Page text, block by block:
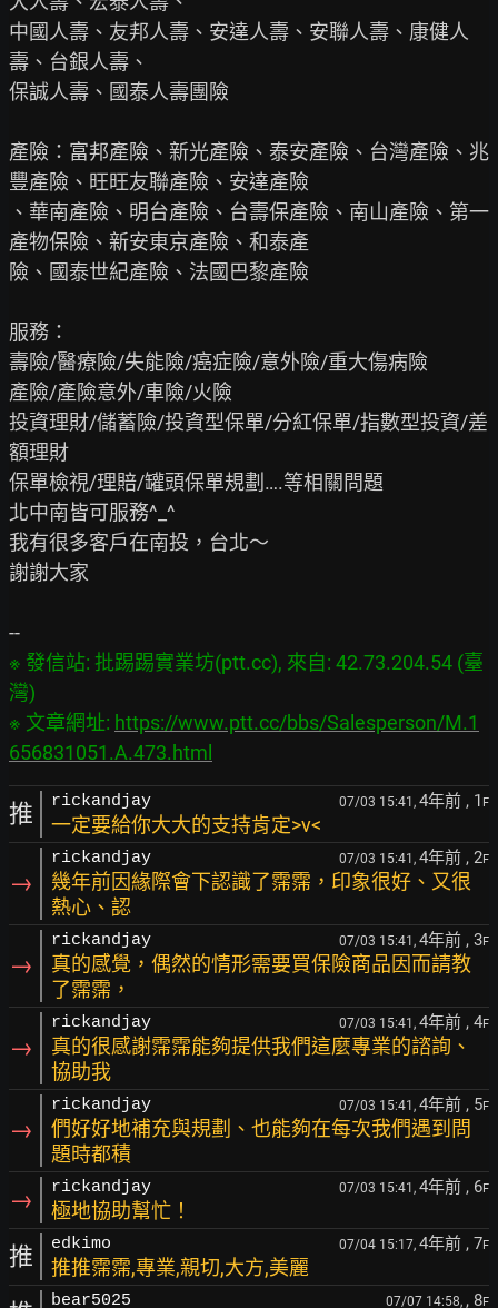
中國人壽、友邦人壽、安達人壽、安聯人壽、康健人
壽、台銀人壽、
保誠人壽、國泰人壽團險
產險：富邦產險、新光產險、泰安產險、台灣產險、兆
豐產險、旺旺友聯產險、安達產險
、華南產險、明台產險、台壽保產險、南山產險、第一
產物保險、新安東京產險、和泰產
險、國泰世紀產險、法國巴黎產險
服務：
壽險/醫療險/失能險/癌症險/意外險/重大傷病險
產險/產險意外/車險/火險
投資理財/儲蓄險/投資型保單/分紅保單/指數型投資/差
額理財
保單檢視/理賠/罐頭保單規劃….等相關問題
北中南皆可服務^_^
我有很多客戶在南投，台北～
謝謝大家
※ 發信站: 批踢踢實業坊(ptt.cc), 來自: 42.73.204.54 (臺
灣)
※ 文章網址: https://www.ptt.cc/bbs/Salesperson/M.1
656831051.A.473.html
推 rickandjay 07/03 15:41, 4年前 , 1 F
一定要給你大大的支持肯定>v<
→
rickandjay 07/03 15:41, 4年前 , 2F
幾年前因緣際會下認識了霈霈，印象很好、又很
熱心、認
→
rickandjay 07/03 15:41, 4年前 , 3F
真的感覺，偶然的情形需要買保險商品因而請教
了霈霈，
→
rickandjay 07/03 15:41, 4年前 , 4F
真的很感謝霈霈能夠提供我們這麼專業的諮詢、
協助我
→
rickandjay 07/03 15:41, 4年前 , 5F
們好好地補充與規劃、也能夠在每次我們遇到問
題時都積
→ rickandjay 07/03 15:41, 4年前 , 6F
極地協助幫忙！
推 edkimo 07/04 15:17, 4年前 , 7F
推推霈霈,專業,親切,大方,美麗
bear5025 07/07 14:58, , 8F